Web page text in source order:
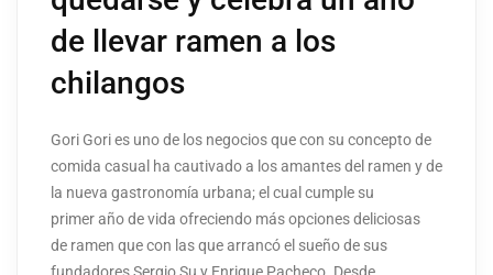
de llevar ramen a los
chilangos
Gori Gori es uno de los negocios que con su concepto de
comida casual ha cautivado a los amantes del ramen y de
la nueva gastronomía urbana; el cual cumple su
primer año de vida ofreciendo más opciones deliciosas
de ramen que con las que arrancó el sueño de sus